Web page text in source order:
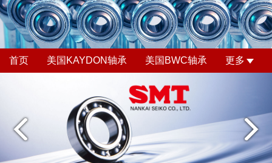
首页 美国KAYDON轴承 美国BWC轴承 更多